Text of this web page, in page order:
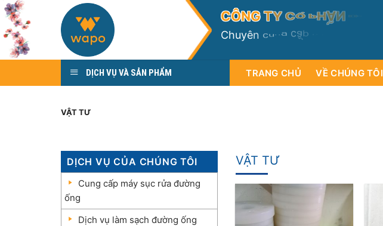
Skip
to
content
CÔNGTY CỔ PHẦN
Chuyên cung cấp
DỊCH VỤ VÀ SẢN PHẨM TRANG CHỦ VỀ CHÚNG TÔI
VẬT TƯ
DỊCH VỤ CỦA CHÚNG TÔI
Cung cấp máy sục rửa đường
ống
Dịch vụ làm sạch đường ống
VẬT TƯ